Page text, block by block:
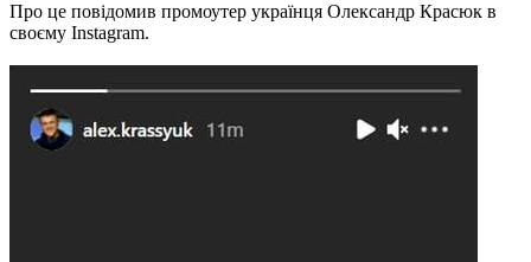
Про це повідомив промоутер українця Олександр Красюк в
своєму Instagram.